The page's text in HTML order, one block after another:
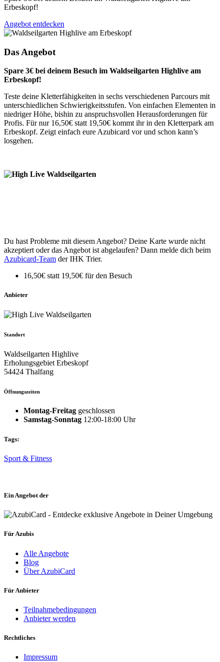
Erbeskopf!
Angebot entdecken
Das Angebot
Spare 3€ bei deinem Besuch im Waldseilgarten Highlive am
Erbeskopf!
Teste deine Kletterfähigkeiten in sechs verschiedenen Parcours mit
unterschiedlichen Schwierigkeitsstufen. Von einfachen Elementen in
niedriger Höhe, bishin zu anspruchsvollen Herausforderungen für
Profis. Für nur 16,50€ statt 19,50€ kommt ihr in den Kletterpark am
Erbeskopf. Zeigt einfach eure Azubicard vor und schon kann’s
losgehen.
Du hast Probleme mit diesem Angebot? Deine Karte wurde nicht
akzeptiert oder das Angebot ist abgelaufen? Dann melde dich beim
Azubicard-Team der IHK Trier.
16,50€ statt 19,50€ für den Besuch
Anbieter
Standort
Waldseilgarten Highlive
Erholungsgebiet Erbeskopf
54424 Thalfang
Öffnungszeiten
Montag-Freitag geschlossen
Samstag-Sonntag 12:00-18:00 Uhr
Tags:
Sport & Fitness
Ein Angebot der
Für Azubis
Alle Angebote
Blog
Über AzubiCard
Für Anbieter
Teilnahmebedingungen
Anbieter werden
Rechtliches
Impressum